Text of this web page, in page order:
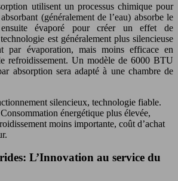
utilisent un processus chimique pour
(généralement de l’eau) absorbe le
évaporé pour créer un effet de
est généralement plus silencieuse
par évaporation, mais moins efficace en
refroidissement. Un modèle de 6000 BTU
absorption sera adapté à une chambre de
silencieux, technologie fiable.
Consommation énergétique plus élevée,
moins importante, coût d’achat
L’Innovation au service du